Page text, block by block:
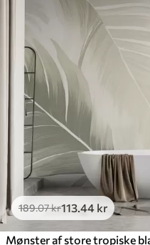
189.07kr113.44 kr